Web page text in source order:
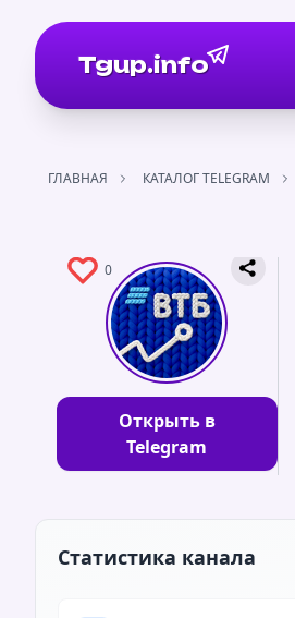
Tgup.info
ГЛАВНАЯ КАТАЛОГ TELEGRAM
0
Открыть в
Telegram
Статистика канала